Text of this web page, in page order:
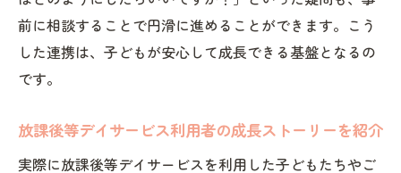
前に相談することで円滑に進めることができます。こう
した連携は、子どもが安心して成長できる基盤となるの
です。
放課後等デイサービス利用者の成長ストーリーを紹介
実際に放課後等デイサービスを利用した子どもたちやご